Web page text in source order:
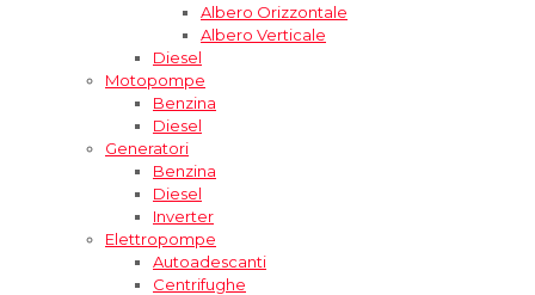
Albero Orizzontale
Albero Verticale
Diesel
Motopompe
Benzina
Diesel
Generatori
Benzina
Diesel
Inverter
Elettropompe
Autoadescanti
Centrifughe